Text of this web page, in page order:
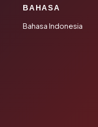
BAHASA
Bahasa Indonesia